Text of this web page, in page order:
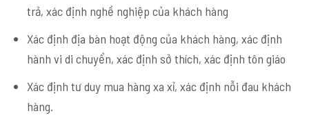
trả, xác định nghề nghiệp của khách hàng
Xác định địa bàn hoạt động của khách hàng, xác định
hành vi di chuyển, xác định sở thích, xác định tôn giáo
Xác định tư duy mua hàng xa xỉ, xác định nỗi đau khách
hàng.